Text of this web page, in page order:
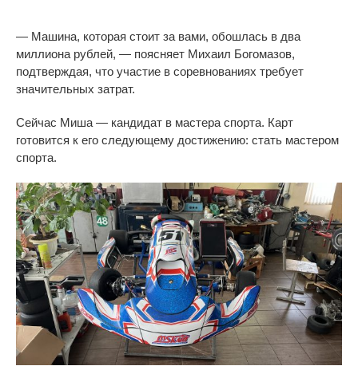
— Машина, которая стоит за вами, обошлась в два
миллиона рублей, — поясняет Михаил Богомазов,
подтверждая, что участие в соревнованиях требует
значительных затрат.
Сейчас Миша — кандидат в мастера спорта. Карт
готовится к его следующему достижению: стать мастером
спорта.